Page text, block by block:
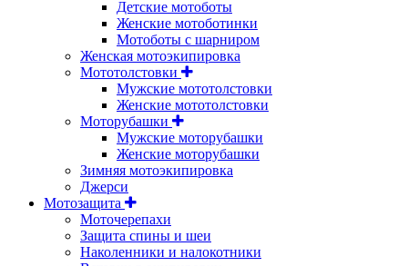
Детские мотоботы
Женские мотоботинки
Мотоботы с шарниром
Женская мотоэкипировка
Мототолстовки
Мужские мототолстовки
Женские мототолстовки
Моторубашки
Мужские моторубашки
Женские моторубашки
Зимняя мотоэкипировка
Джерси
Мотозащита
Моточерепахи
Защита спины и шеи
Наколенники и налокотники